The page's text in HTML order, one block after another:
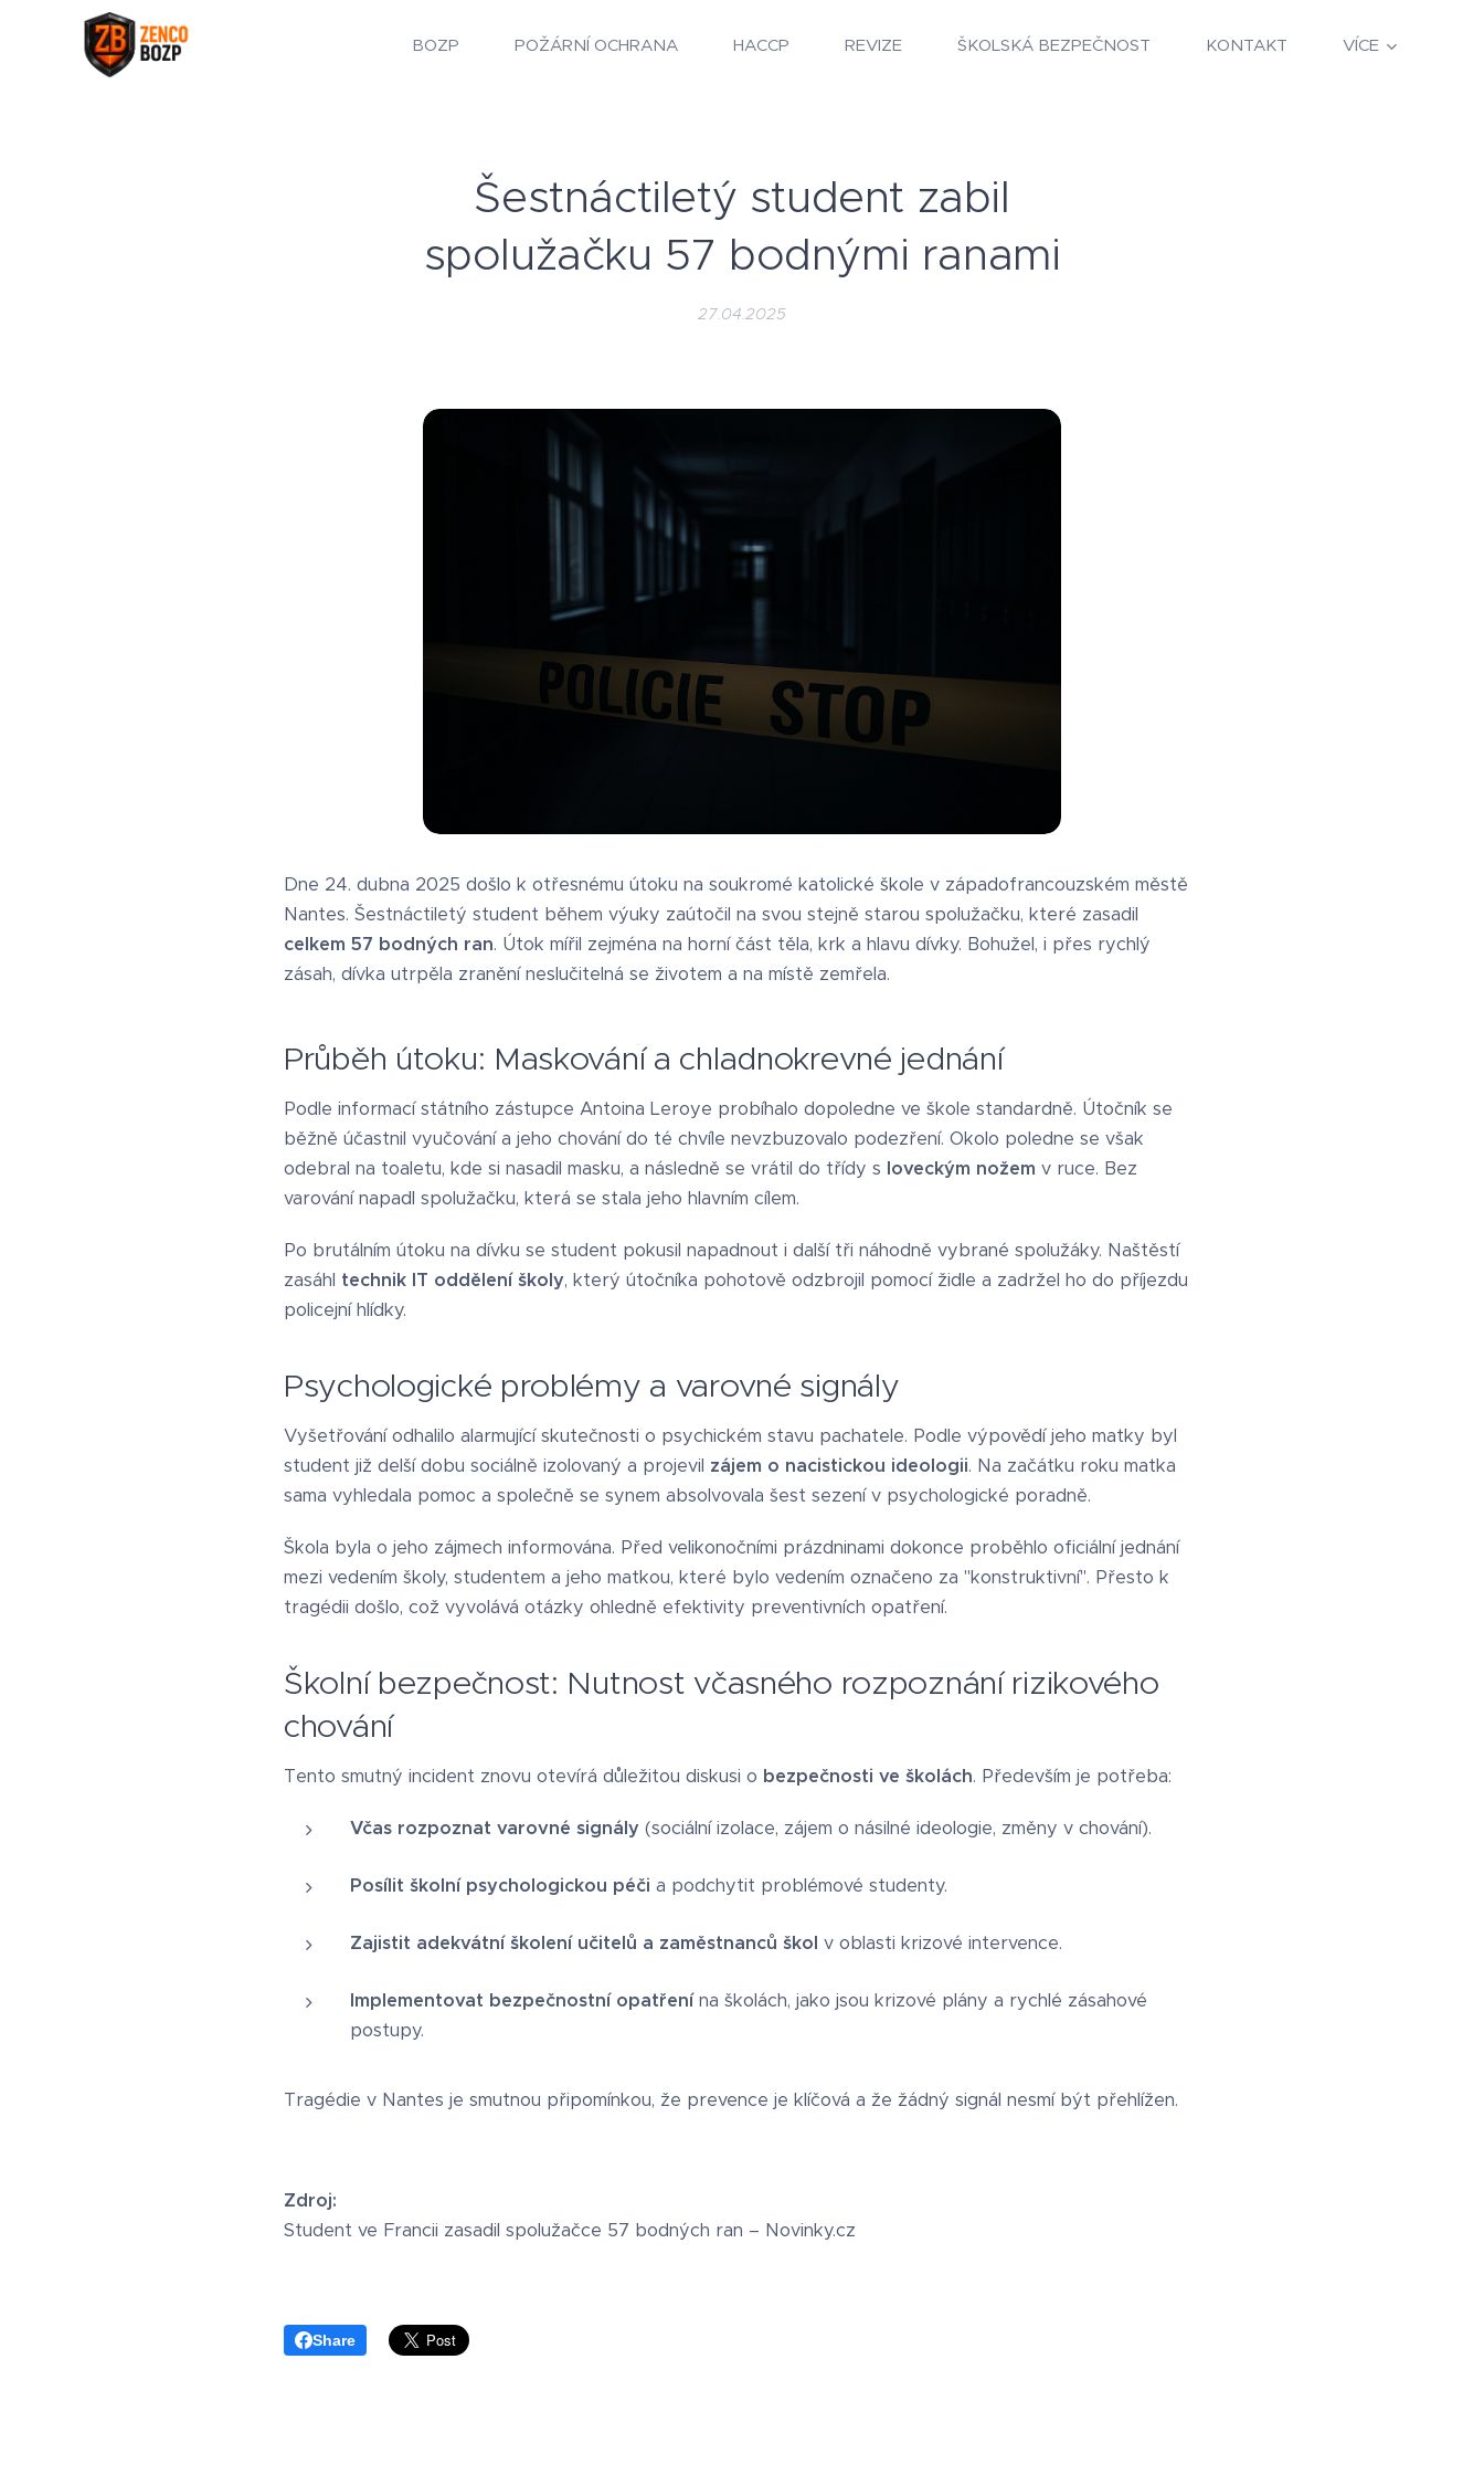
BOZP POŽÁRNÍ OCHRANA HACCP REVIZE ŠKOLSKÁ BEZPEČNOST KONTAKT VÍCE
Šestnáctiletý student zabil
spolužačku 57 bodnými ranami
27.04.2025
Dne 24. dubna 2025 došlo k otřesnému útoku na soukromé katolické škole v západofrancouzském městě
Nantes. Šestnáctiletý student během výuky zaútočil na svou stejně starou spolužačku, které zasadil
celkem 57 bodných ran. Útok mířil zejména na horní část těla, krk a hlavu dívky. Bohužel, i přes rychlý
zásah, dívka utrpěla zranění neslučitelná se životem a na místě zemřela.
Průběh útoku: Maskování a chladnokrevné jednání
Podle informací státního zástupce Antoina Leroye probíhalo dopoledne ve škole standardně. Útočník se
běžně účastnil vyučování a jeho chování do té chvíle nevzbuzovalo podezření. Okolo poledne se však
odebral na toaletu, kde si nasadil masku, a následně se vrátil do třídy s loveckým nožem v ruce. Bez
varování napadl spolužačku, která se stala jeho hlavním cílem.
Po brutálním útoku na dívku se student pokusil napadnout i další tři náhodně vybrané spolužáky. Naštěstí
zasáhl technik IT oddělení školy, který útočníka pohotově odzbrojil pomocí židle a zadržel ho do příjezdu
policejní hlídky.
Psychologické problémy a varovné signály
Vyšetřování odhalilo alarmující skutečnosti o psychickém stavu pachatele. Podle výpovědí jeho matky byl
student již delší dobu sociálně izolovaný a projevil zájem o nacistickou ideologii. Na začátku roku matka
sama vyhledala pomoc a společně se synem absolvovala šest sezení v psychologické poradně.
Škola byla o jeho zájmech informována. Před velikonočními prázdninami dokonce proběhlo oficiální jednání
mezi vedením školy, studentem a jeho matkou, které bylo vedením označeno za "konstruktivní". Přesto k
tragédii došlo, což vyvolává otázky ohledně efektivity preventivních opatření.
Školní bezpečnost: Nutnost včasného rozpoznání rizikového
chování
Tento smutný incident znovu otevírá důležitou diskusi o bezpečnosti ve školách. Především je potřeba:
Včas rozpoznat varovné signály (sociální izolace, zájem o násilné ideologie, změny v chování).
Posílit školní psychologickou péči a podchytit problémové studenty.
Zajistit adekvátní školení učitelů a zaměstnanců škol v oblasti krizové intervence.
Implementovat bezpečnostní opatřenína školách, jako jsou krizové plány a rychlé zásahové
postupy.
Tragédie v Nantes je smutnou připomínkou, že prevence je klíčová a že žádný signál nesmí být přehlížen.
Zdroj:
Student ve Francii zasadil spolužačce 57 bodných ran – Novinky.cz
Share